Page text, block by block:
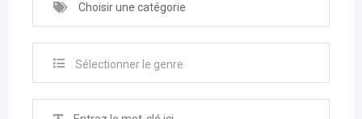
Choisir une catégorie
Sélectionner le genre